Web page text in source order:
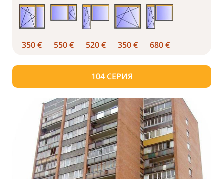
350 € 550 € 520 € 350 € 680 €
104 СЕРИЯ